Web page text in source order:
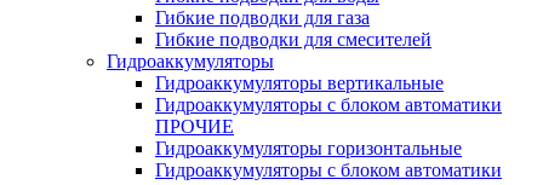
Гибкие подводки для газа
Гибкие подводки для смесителей
Гидроаккумуляторы
Гидроаккумуляторы вертикальные
Гидроаккумуляторы с блоком автоматики
ПРОЧИЕ
Гидроаккумуляторы горизонтальные
Гидроаккумуляторы с блоком автоматики